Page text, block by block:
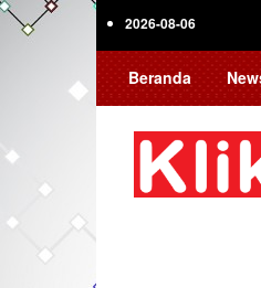
Skip
2026-08-06
Beranda